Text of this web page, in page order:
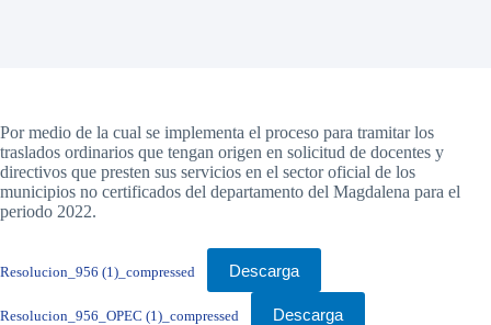
Por medio de la cual se implementa el proceso para tramitar los
traslados ordinarios que tengan origen en solicitud de docentes y
directivos que presten sus servicios en el sector oficial de los
municipios no certificados del departamento del Magdalena para el
periodo 2022.
Resolucion_956 (1)_compressed Descarga
Resolucion_956_OPEC (1)_compressed Descarga